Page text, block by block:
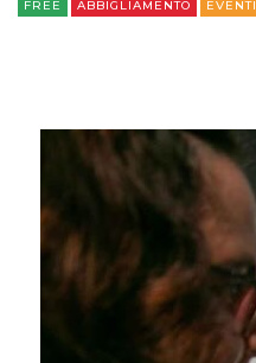
FREE ABBIGLIAMENTO EVENTI